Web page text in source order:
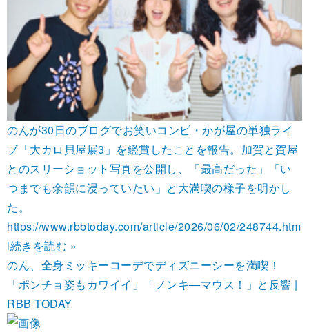
のんが30日のブログでお笑いコンビ・かが屋の単独ライ
ブ「大カロ貝屋展3」を鑑賞したことを報告。加賀と賀屋
とのスリーショット写真を公開し、「最高だった」「い
つまでも余韻に浸っていたい」と大満喫の様子を明かし
た。
https://www.rbbtoday.com/article/2026/06/02/248744.htm
l続きを読む »
のん、全身ミッキーコーデでディズニーシーを満喫！
「ポンチョ姿もカワイイ」「ノンキ―マウス！」と反響 |
RBB TODAY